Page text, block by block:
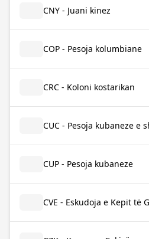
CNY - Juani kinez
COP - Pesoja kolumbiane
CRC - Koloni kostarikan
CUC - Pesoja kubaneze e
CUP - Pesoja kubaneze
CVE - Eskudoja e Kepit të